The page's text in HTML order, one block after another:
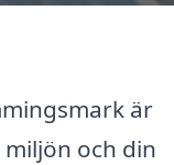
är
och din